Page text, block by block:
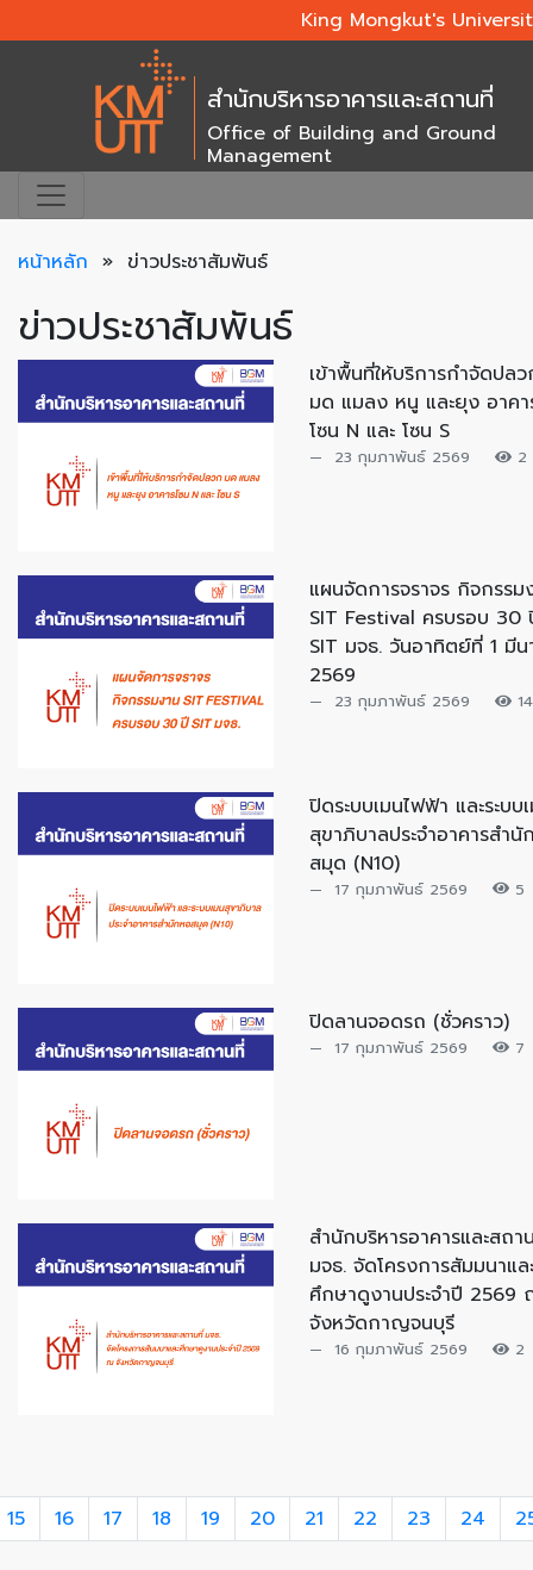
King Mongkut's
สำนักบริหารอาคารและสถานที่
Office of Building and Ground
Management
หน้าหลัก » ข่าวประชาสัมพันธ์
ข่าวประชาสัมพันธ์
เข้าพื้นที่ให้บริการกำจัดปล
มด แมลง หนู และยุง อาคา
โซน N และ โซน S
23 กุมภาพันธ์ 2569 2
แผนจัดการจราจร กิจกรรม
SIT Festival ครบรอบ 30
SIT มจธ. วันอาทิตย์ที่ 1 มี
2569
23 กุมภาพันธ์ 2569 14
ปิดระบบเมนไฟฟ้า และระบบ
สุขาภิบาลประจำอาคารสำนั
สมุด (N10)
17 กุมภาพันธ์ 2569 5
ปิดลานจอดรถ (ชั่วคราว)
17 กุมภาพันธ์ 2569 7
สำนักบริหารอาคารและสถา
มจธ. จัดโครงการสัมมนาแล
ศึกษาดูงานประจำปี 2569
จังหวัดกาญจนบุรี
16 กุมภาพันธ์ 2569 2
15 16 17 18 19 20 21 22 23 24